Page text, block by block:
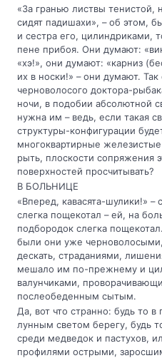
«За гранью листвы тенистой,
сидят падишахи», – об этом,
и сестра его, цилиндриками,
пене прибоя. Они думают:
«хэ!», они думают: «карниз
их в носки!» – они думают.
черноволосого доктора-
ночи, в подобии абсолютной
нужна им – ведь, если такая
структуры-конфигурации
многоквартирные
рыть, плоскости сопряжения
поверхностей просчитывать?
В БОЛЬНИЦЕ
«Вперед, кавасята-шулики!» –
слегка пощекотал – ей, на
подбородок слегка
были они уже
дескать, страданиями,
мешало им по-прежнему и
валунчиками,
послеобеденным сытым.
Да, вот что странно: будь то
лунным светом берегу, будь
среди медведок и пастухов,
профилями острыми,